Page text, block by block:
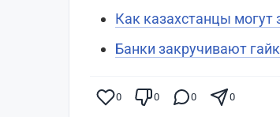
Как казахстанцы могут
Банки закручивают
0 0 0 0